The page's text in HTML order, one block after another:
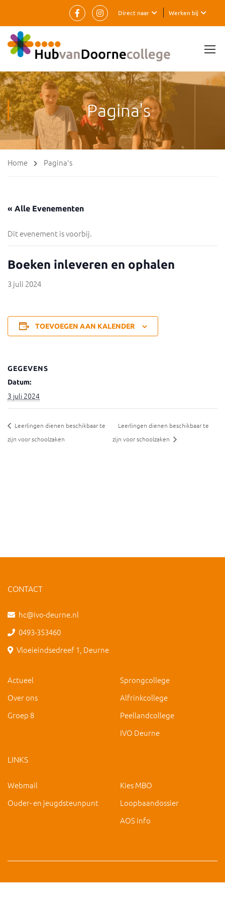
Werken bij
Direct naar
Pagina's
Home Pagina's
« Alle Evenementen
Dit evenement is voorbij.
Boeken inleveren en ophalen
3 juli 2024
TOEVOEGEN AAN KALENDER
GEGEVENS
Datum:
3 juli 2024
Leerlingen dienen beschikbaar te
zijn voor schoolzaken
Leerlingen dienen beschikbaar te
zijn voor schoolzaken
CONTACT
hc@ivo-deurne.nl
0493-353460
Vloeieindsedreef 1, Deurne
Actueel
Over ons
Groep 8
Sprongcollege
Alfrinkcollege
Peellandcollege
IVO Deurne
LINKS
Webmail
Ouder- en jeugdsteunpunt
Kies MBO
Loopbaandossier
AOS info
Copyright 2019 IVO Deurne | hc@ivo-deurne.nl|Cookies